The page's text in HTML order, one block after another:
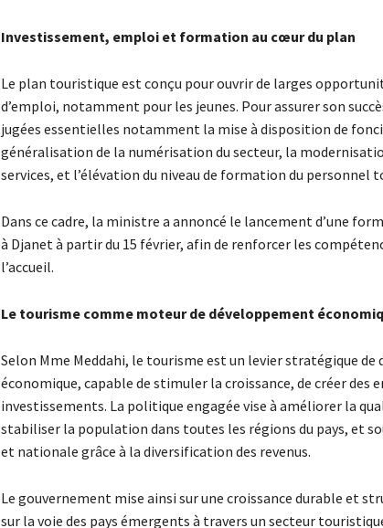
Investissement, emploi et formation au cœur du plan
Le plan touristique est conçu pour ouvrir de larges
d’emploi, notamment pour les jeunes. Pour assurer son
jugées essentielles notamment la mise à disposition de
généralisation de la numérisation du secteur, la
services, et l’élévation du niveau de formation du personnel
Dans ce cadre, la ministre a annoncé le lancement d’une
à Djanet à partir du 15 février, afin de renforcer les
l’accueil.
Le tourisme comme moteur de développement
Selon Mme Meddahi, le tourisme est un levier stratégique
économique, capable de stimuler la croissance, de créer des
investissements. La politique engagée vise à améliorer la
stabiliser la population dans toutes les régions du pays, et
et nationale grâce à la diversification des revenus.
Le gouvernement mise ainsi sur une croissance durable et
sur la voie des pays émergents à travers un secteur